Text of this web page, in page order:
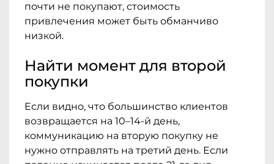
почти не покупают, стоимость
привлечения может быть обманчиво
низкой.
Найти момент для второй
покупки
Если видно, что большинство клиентов
возвращается на 10–14-й день,
коммуникацию на вторую покупку не
нужно отправлять на третий день. Если